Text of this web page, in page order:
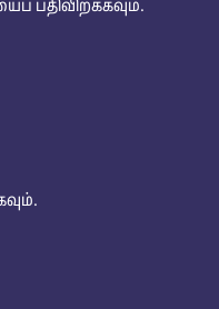
பதிவிறக்கவும்.